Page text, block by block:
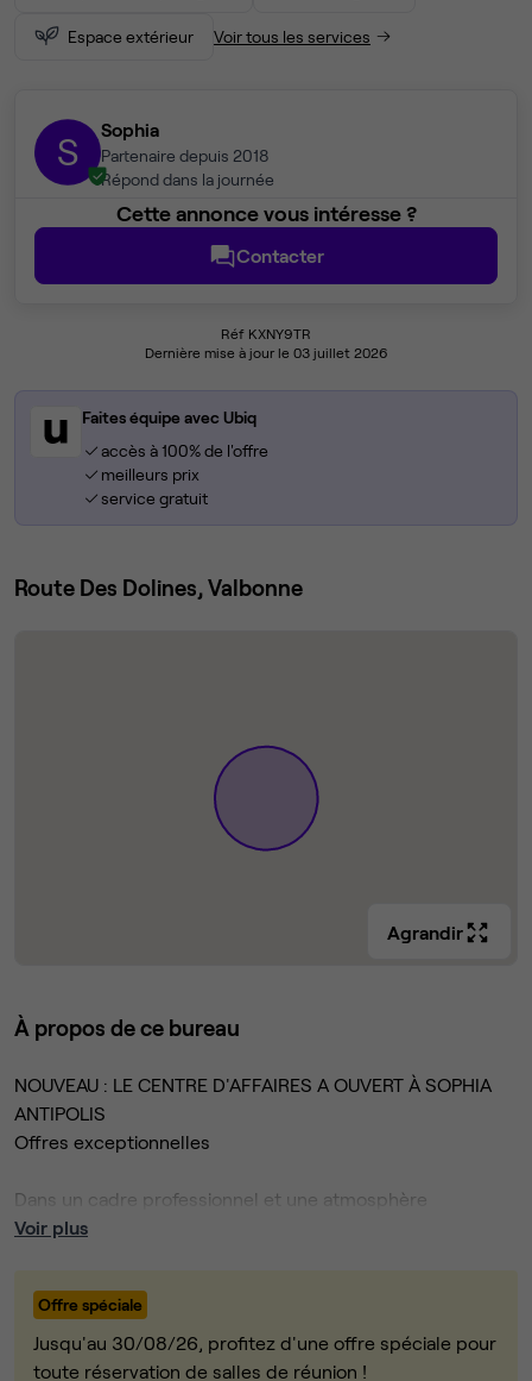
Espace extérieur Voir tous les services
S Sophia
Partenaire depuis 2018
Répond dans la journée
Cette annonce vous intéresse ?
Contacter
Réf KXNY9TR
Dernière mise à jour le 03 juillet 2026
Faites équipe avec Ubiq
accès à 100% de l'offre
meilleurs prix
service gratuit
Route Des Dolines, Valbonne
Agrandir
À propos de ce bureau
NOUVEAU : LE CENTRE D'AFFAIRES A OUVERT À SOPHIA
ANTIPOLIS
Offres exceptionnelles
Dans un cadre professionnel et une atmosphère
inspirante, le centre d'affaires propose des abonnements
Agrandissez vos équipes et vos bureaux à votre rythme
dans un centre d'affaires exceptionnel dans les Alpes
Voir plus
Offre spéciale
Jusqu'au 30/08/26, profitez d'une offre spéciale pour
toute réservation de salles de réunion !